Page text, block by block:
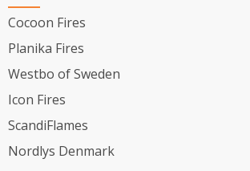
Cocoon Fires
Planika Fires
Westbo of Sweden
Icon Fires
ScandiFlames
Nordlys Denmark